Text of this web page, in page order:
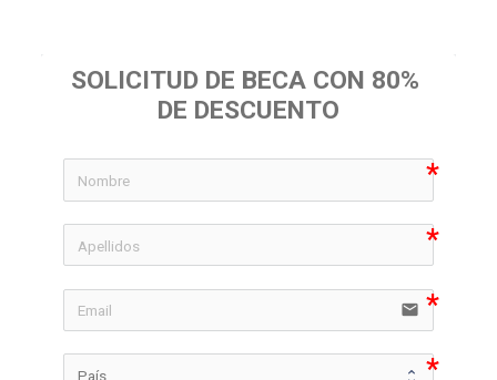
SOLICITUD DE BECA CON 80%
DE DESCUENTO
icon-
icon-
email